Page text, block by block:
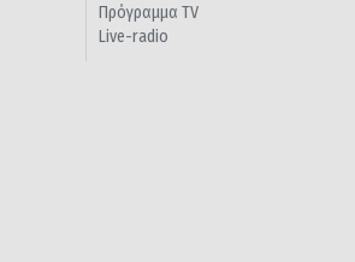
Πρόγραμμα TV
Live-radio